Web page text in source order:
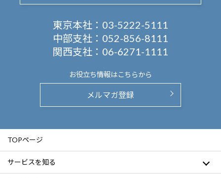
東京本社： 03-5222-5111
中部支社： 052-856-8111
関西支社： 06-6271-1111
お役立ち情報はこちらから
メルマガ登録
TOPページ
サービスを知る